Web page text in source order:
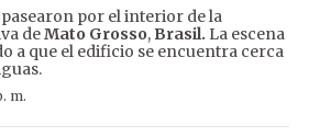
por el interior de la
deMato Grosso, Brasil. La escena
a que el edificio se encuentra cerca
m.